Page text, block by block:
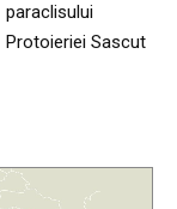
paraclisului
Protoieriei Sascut